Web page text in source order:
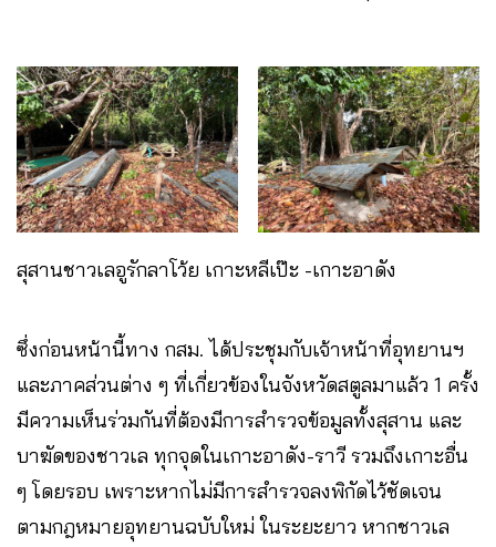
สุสานชาวเลอูรักลาโว้ย เกาะหลีเป๊ะ -เกาะอาดัง
ซึ่งก่อนหน้านี้ทาง กสม. ได้ประชุมกับเจ้าหน้าที่อุทยานฯ
และภาคส่วนต่าง ๆ ที่เกี่ยวข้องในจังหวัดสตูลมาแล้ว 1 ครั้ง
มีความเห็นร่วมกันที่ต้องมีการสำรวจข้อมูลทั้งสุสาน และ
บาฆัดของชาวเล ทุกจุดในเกาะอาดัง-ราวี รวมถึงเกาะอื่น
ๆ โดยรอบ เพราะหากไม่มีการสำรวจลงพิกัดไว้ชัดเจน
ตามกฎหมายอุทยานฉบับใหม่ ในระยะยาว หากชาวเล